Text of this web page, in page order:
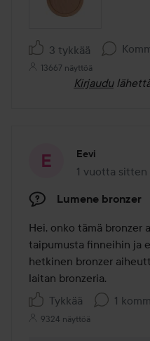
3 tykkää
13667 näyttöä
Kirjaudu
Eevi
1 vuotta sitten
Viesti luotiin 1
Lumene bronzer
Hei, onko tämä bronzer
taipumusta finneihin ja
hetkinen bronzer
laitan bronzeria.
Tykkää
1
9324 näyttöä